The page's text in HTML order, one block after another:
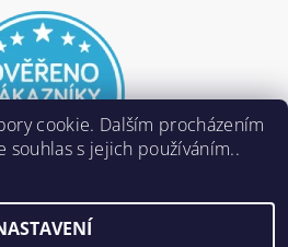
, všechna práva vyhrazena
cookie. Dalším procházením
s jejich používáním..